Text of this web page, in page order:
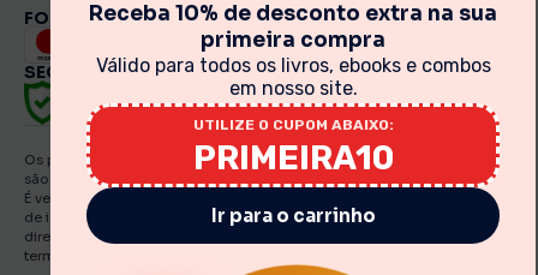
FORMAS DE PAGAMENTO
SEGURANÇA
Os preços, promoções, condições de pagamento, frete e produtos
são válidos exclusivamente para compras realizadas via internet.
É vedada qualquer reprodução, total ou parcial, de qualquer elemento
de identidade, sem expressa autorização. A violação de qualquer
direito mencionado implicará na responsabilização cível e criminal nos
termos da Lei. Fotos meramente ilustrativas.
Receba 10% de desconto extra na sua
primeira compra
Válido para todos os livros, ebooks e combos
em nosso site.
UTILIZE O CUPOM ABAIXO:
PRIMEIRA10
Ir para o carrinho